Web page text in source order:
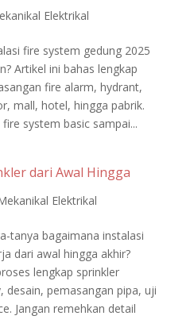
Elektrikal
fire system gedung 2025
Artikel ini bahas lengkap
fire alarm, hydrant,
mall, hotel, hingga pabrik.
system basic sampai...
dari Awal Hingga
Elektrikal
tanya bagaimana instalasi
dari awal hingga akhir?
lengkap sprinkler
desain, pemasangan pipa, uji
Jangan remehkan detail